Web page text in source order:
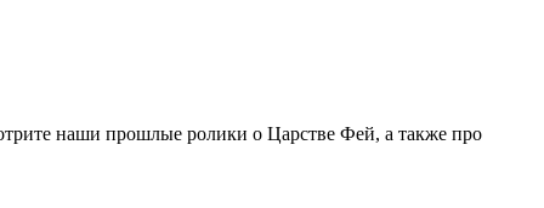
наши прошлые ролики о Царстве Фей, а также про